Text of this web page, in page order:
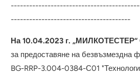
------------------------------------
---------------------------------------
На 10.04.2023 г.
за предоставяне на
BG-RRP-3.004-0384-С01